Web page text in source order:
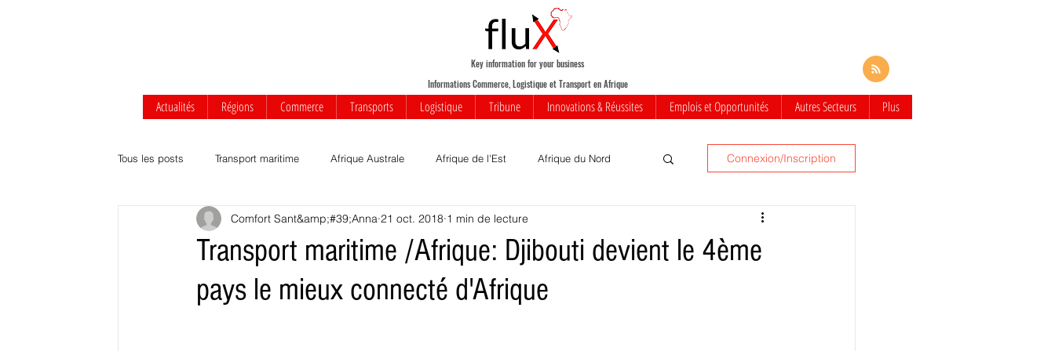
Informations Commerce, Logistique et Transport en Afrique
Actualités Régions Commerce Transports Logistique Tribune Innovations & Réussites Emplois et Opportunités Autres Secteurs Plus
Key information for your business
Tous les posts Transport maritime Afrique Australe Afrique de l'Est Afrique du Nord
Afrique centrale Afrique de l'Ouest Votre communauté Commerce
Transport routier & ferroviaire Agrobusiness Innovations Transports
Connexion/Inscription
Transport maritime /Afrique: Djibouti devient le 4ème
pays le mieux connecté d'Afrique
Comfort Sant&amp;#39;Anna 21 oct. 2018 1 min de lecture